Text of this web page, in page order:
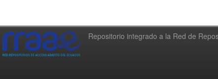
Repositorio integrado a la Red de